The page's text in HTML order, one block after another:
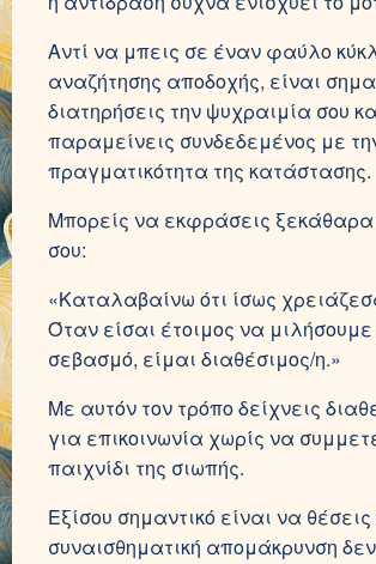
Αντί να μπεις σε έναν φαύλο
αναζήτησης αποδοχής, είναι
διατηρήσεις την ψυχραιμία σου
παραμείνεις συνδεδεμένος με
πραγματικότητα της κατάστασης.
Μπορείς να εκφράσεις ξεκάθαρα
σου:
«Καταλαβαίνω ότι ίσως
Όταν είσαι έτοιμος να
σεβασμό, είμαι διαθέσιμος/η.»
Με αυτόν τον τρόπο δείχνεις
για επικοινωνία χωρίς να
παιχνίδι της σιωπής.
Εξίσου σημαντικό είναι να
συναισθηματική απομάκρυνση